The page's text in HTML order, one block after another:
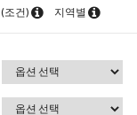
(조건) 지역별